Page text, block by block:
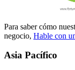
Para saber cómo
negocio, Hable con
Asia Pacífico